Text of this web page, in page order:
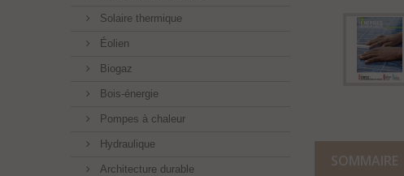
Solaire thermique
Éolien
Biogaz
Bois-énergie
Pompes à chaleur
Hydraulique
Architecture durable SOMMAIRE